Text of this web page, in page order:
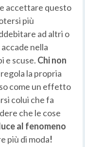
accettare questo
più
ad altri o
nella
e scuse. Chi non
regola la propria
come un effetto
colui che fa
che le cose
al fenomeno
più di moda!